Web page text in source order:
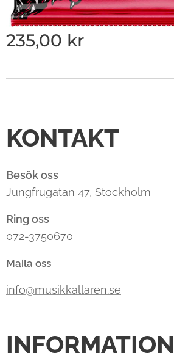
235,00 kr
KONTAKT
Besök oss
Jungfrugatan 47, Stockholm
Ring oss
072-3750670
Maila oss
info@musikkallaren.se
INFORMATION